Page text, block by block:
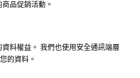
品促銷活動。
料權益。 我們也使用安全通訊端層
的資料。